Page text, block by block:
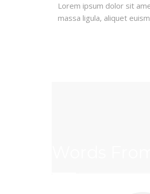
Lorem ipsum dolor sit
massa ligula, aliquet